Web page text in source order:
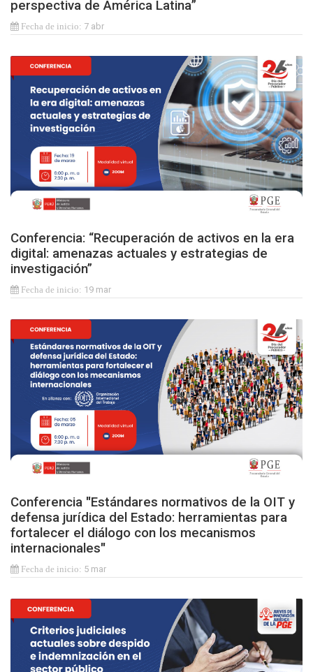
perspectiva de América Latina”
7 abr
Conferencia: “Recuperación de activos en la era
digital: amenazas actuales y estrategias de
investigación”
19 mar
Conferencia "Estándares normativos de la OIT y
defensa jurídica del Estado: herramientas para
fortalecer el diálogo con los mecanismos
internacionales"
5 mar